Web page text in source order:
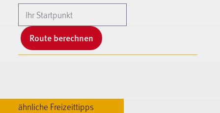
Route berechnen
ähnliche Freizeittipps